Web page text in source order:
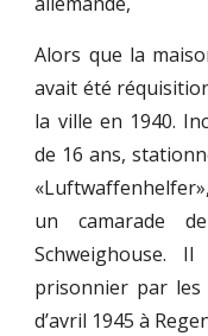
Alors que la
avait été
la ville en 1940.
de 16 ans,
un camarade
prisonnier par les
d’avril 1945 à